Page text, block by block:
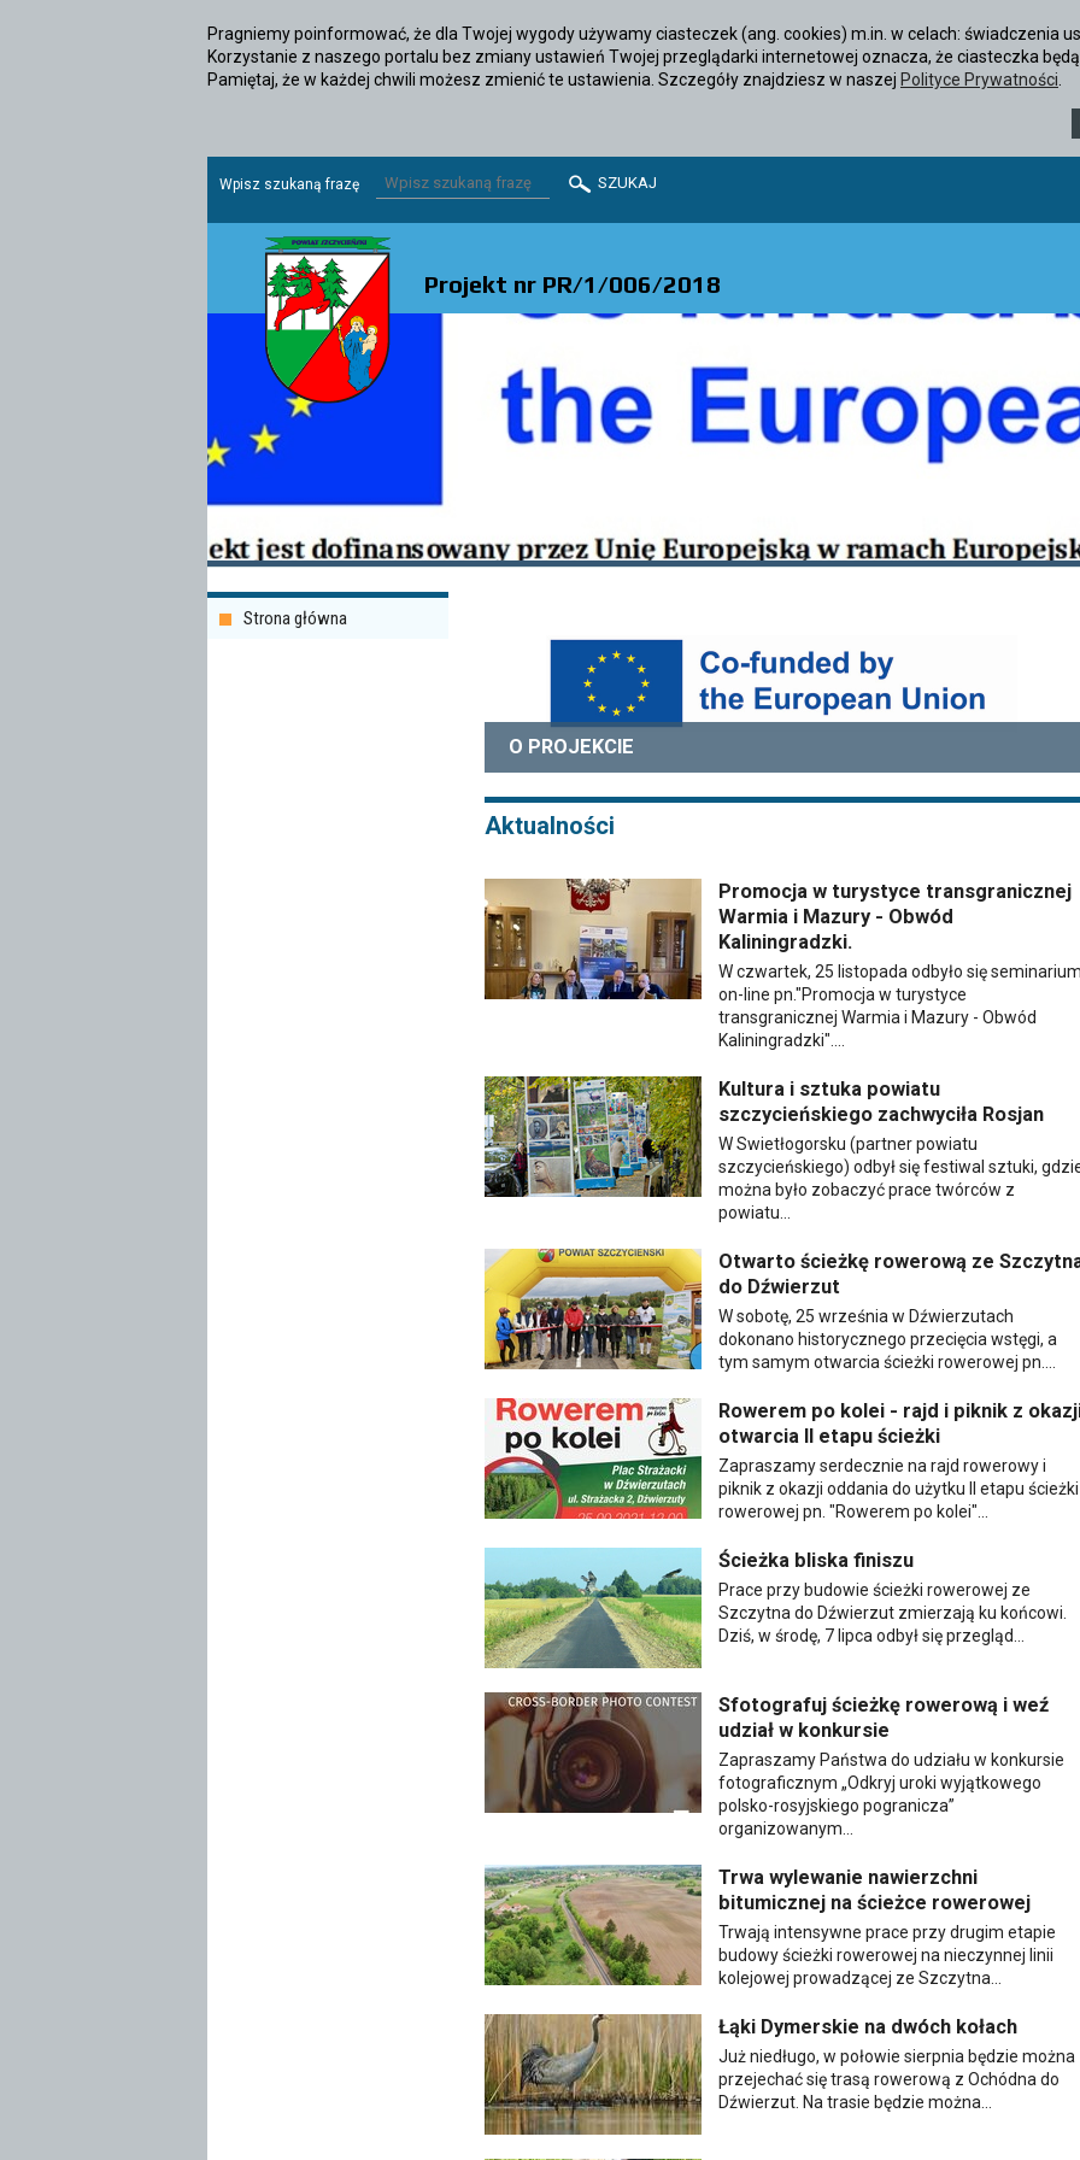
Pragniemy poinformować, że dla Twojej wygody używamy ciasteczek (ang. cookies) m.in. w celach: świadczenia
Korzystanie z naszego portalu bez zmiany ustawień Twojej przeglądarki internetowej oznacza, że ciasteczka
Pamiętaj, że w każdej chwili możesz zmienić te ustawienia. Szczegóły znajdziesz w naszej Polityce Prywatności
Wpisz szukaną frazę SZUKAJ
Projekt nr PR/1/006/2018
Strona główna
O PROJEKCIE
Aktualności
Promocja w turystyce transgranicznej
Warmia i Mazury - Obwód
Kaliningradzki.
W czwartek, 25 listopada odbyło się seminarium
on-line pn."Promocja w turystyce
transgranicznej Warmia i Mazury - Obwód
Kaliningradzki"....
Kultura i sztuka powiatu
szczycieńskiego zachwyciła Rosjan
W Swietłogorsku (partner powiatu
szczycieńskiego) odbył się festiwal sztuki,
można było zobaczyć prace twórców z
powiatu...
Otwarto ścieżkę rowerową ze
do Dźwierzut
W sobotę, 25 września w Dźwierzutach
dokonano historycznego przecięcia wstęgi, a
tym samym otwarcia ścieżki rowerowej pn....
Rowerem po kolei - rajd i piknik z
otwarcia II etapu ścieżki
Zapraszamy serdecznie na rajd rowerowy i
piknik z okazji oddania do użytku II etapu ścieżki
rowerowej pn. "Rowerem po kolei"...
Ścieżka bliska finiszu
Prace przy budowie ścieżki rowerowej ze
Szczytna do Dźwierzut zmierzają ku końcowi.
Dziś, w środę, 7 lipca odbył się przegląd...
Sfotografuj ścieżkę rowerową i weź
udział w konkursie
Zapraszamy Państwa do udziału w konkursie
fotograficznym „Odkryj uroki wyjątkowego
polsko-rosyjskiego pogranicza”
organizowanym...
Trwa wylewanie nawierzchni
bitumicznej na ścieżce rowerowej
Trwają intensywne prace przy drugim etapie
budowy ścieżki rowerowej na nieczynnej linii
kolejowej prowadzącej ze Szczytna...
Łąki Dymerskie na dwóch kołach
Już niedługo, w połowie sierpnia będzie można
przejechać się trasą rowerową z Ochódna do
Dźwierzut. Na trasie będzie można...